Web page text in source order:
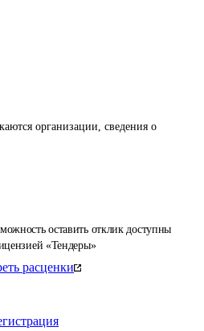
оставить отклик доступны
«Тендеры»
расценки
организации, сведения о